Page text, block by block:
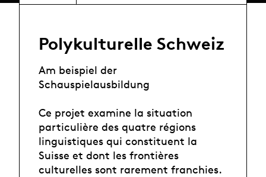
Polykulturelle Schweiz
Am beispiel der
Schauspielausbildung
Ce projet examine la situation
particulière des quatre régions
linguistiques qui constituent la
Suisse et dont les frontières
culturelles sont rarement franchies.